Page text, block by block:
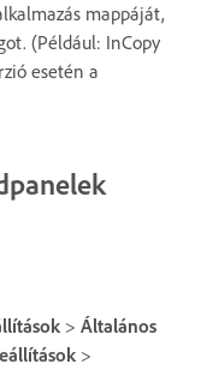
mappáját,
(Például: InCopy
esetén a
> Általános
>